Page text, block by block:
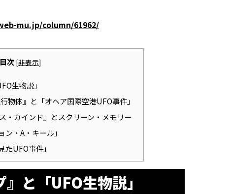
mu.jp/column/61962/
目次 [非表示]
生物説」
物体』と「オヘア国際空港UFO事件」
・カインド』とスクリーン・メモリー
・A・キール」
たUFO事件」
と「UFO生物説」